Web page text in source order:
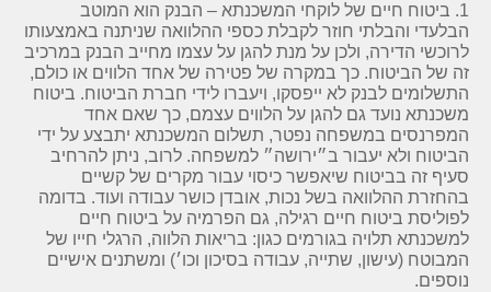
1. ביטוח חיים של לוקחי המשכנתא – הבנק הוא המוטב
הבלעדי והבלתי חוזר לקבלת כספי ההלוואה שניתנה באמצעותו
לרוכשי הדירה, ולכן על מנת להגן על עצמו מחייב הבנק במרכיב
זה של הביטוח. כך במקרה של פטירה של אחד הלווים או כולם,
התשלומים לבנק לא ייפסקו, ויעברו לידי חברת הביטוח. ביטוח
משכנתא נועד גם להגן על הלווים עצמם, כך שאם אחד
המפרנסים במשפחה נפטר, תשלום המשכנתא יתבצע על ידי
הביטוח ולא יעבור ב״ירושה״ למשפחה. לרוב, ניתן להרחיב
סעיף זה בביטוח שיאפשר כיסוי עבור מקרים של קשיים
בהחזרת ההלוואה בשל נכות, אובדן כושר עבודה ועוד. בדומה
לפוליסת ביטוח חיים רגילה, גם הפרמיה על ביטוח חיים
למשכנתא תלויה בגורמים כגון: בריאות הלווה, הרגלי חייו של
המבוטח (עישון, שתייה, עבודה בסיכון וכו׳) ומשתנים אישיים
נוספים.